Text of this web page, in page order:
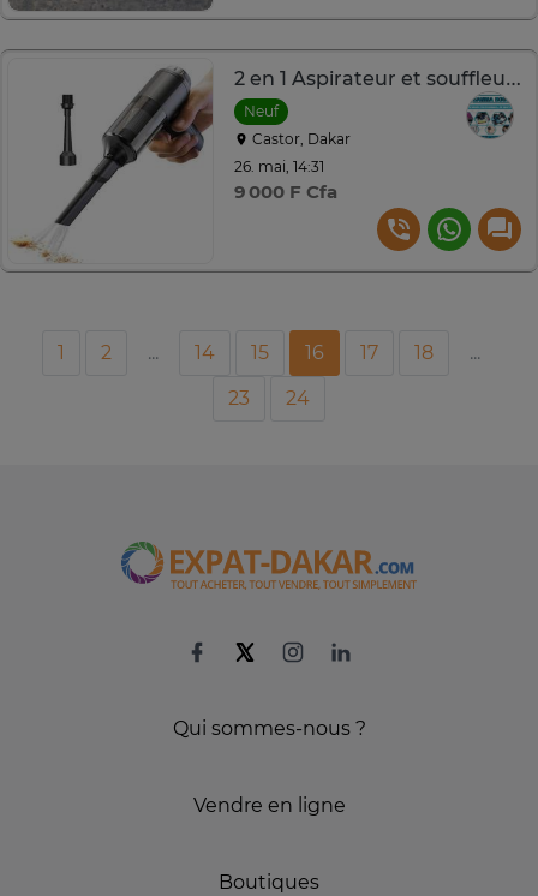
2 en 1 Aspirateur et souffleur d'air portable sans fil
Neuf
Castor, Dakar
26. mai, 14:31
9 000 F Cfa
1 2 ... 14 15 16 17 18
...
23
24
Qui sommes-nous ?
Vendre en ligne
Boutiques